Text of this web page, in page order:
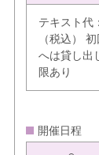
テキスト代
（税込）
へは貸し出
限あり
開催日程